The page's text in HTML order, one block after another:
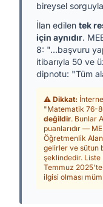
bireysel sorguyla
İlan edilen tek
için aynıdır.
8: "...başvuru
itibarıyla 50 ve
dipnotu: "Tüm
⚠️ Dikkat:
"Matematik 76-
değildir. Bunlar
puanlarıdır —
Öğretmenlik
gelirler ve sütun
şeklindedir. Liste
Temmuz 2025'te
ilgisi olması